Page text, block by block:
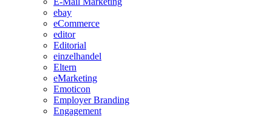
ebay
eCommerce
editor
Editorial
einzelhandel
Eltern
eMarketing
Emoticon
Employer Branding
Engagement